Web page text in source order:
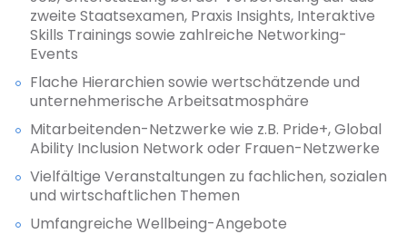
zweite Staatsexamen, Praxis Insights, Interaktive
Skills Trainings sowie zahlreiche Networking-
Events
Flache Hierarchien sowie wertschätzende und
unternehmerische Arbeitsatmosphäre
Mitarbeitenden-Netzwerke wie z.B. Pride+, Global
Ability Inclusion Network oder Frauen-Netzwerke
Vielfältige Veranstaltungen zu fachlichen, sozialen
und wirtschaftlichen Themen
Umfangreiche Wellbeing-Angebote